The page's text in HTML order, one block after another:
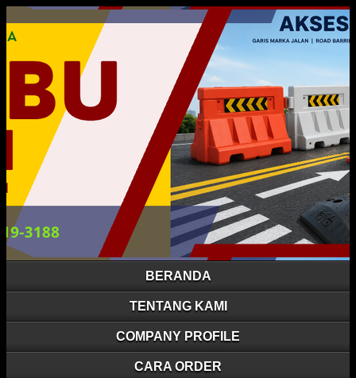
BERANDA
TENTANG KAMI
COMPANY PROFILE
CARA ORDER